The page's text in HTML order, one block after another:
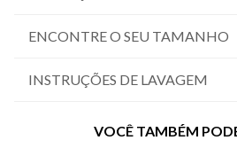
ENCONTRE O SEU TAMANHO
INSTRUÇÕES DE LAVAGEM
VOCÊ TAMBÉM